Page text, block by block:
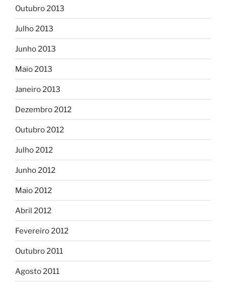
Outubro 2013
Julho 2013
Junho 2013
Maio 2013
Janeiro 2013
Dezembro 2012
Outubro 2012
Julho 2012
Junho 2012
Maio 2012
Abril 2012
Fevereiro 2012
Outubro 2011
Agosto 2011